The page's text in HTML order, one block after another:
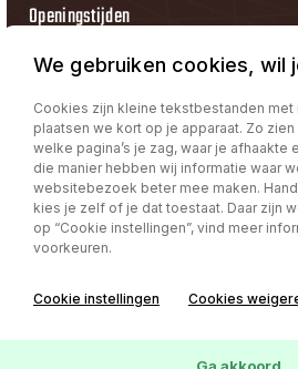
Openingstijden
Ma-Vr:
09:00 – 18:00
Zo:
Op afspraak
@Autocentrum
Privacy policy | Term &
We gebruiken cookies, wil
Cookies zijn kleine tekstbestanden met
plaatsen we kort op je apparaat. Zo
welke pagina’s je zag, waar je afhaakte
die manier hebben wij informatie waar
websitebezoek beter mee maken.
kies je zelf of je dat toestaat. Daar zijn
op “Cookie instellingen”, vind meer
voorkeuren.
Cookie instellingen Cookies